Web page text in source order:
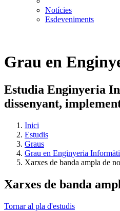
Notícies
Esdeveniments
Grau en
Estudia Enginyeria
dissenyant,
Inici
Estudis
Graus
Grau en Enginyeria
Xarxes de banda ampla de
Xarxes de banda
Tornar al pla d'estudis